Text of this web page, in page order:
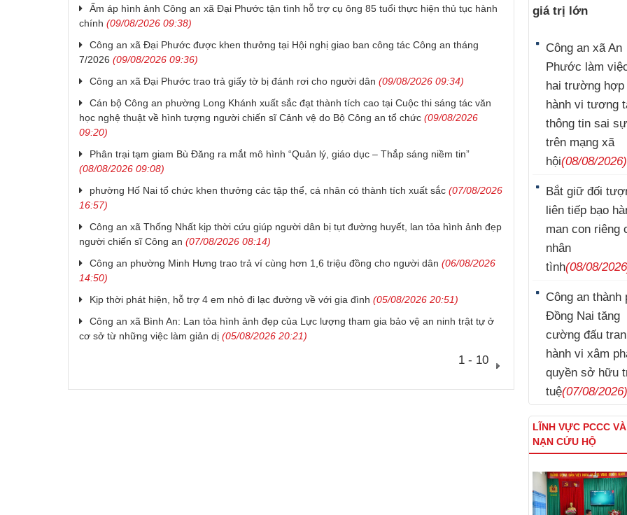
Ấm áp hình ảnh Công an xã Đại Phước tận tình hỗ trợ cụ ông 85 tuổi thực hiện thủ tục hành
chính (09/08/2026 09:38)
Công an xã Đại Phước được khen thưởng tại Hội nghị giao ban công tác Công an tháng
7/2026 (09/08/2026 09:36)
Công an xã Đại Phước trao trả giấy tờ bị đánh rơi cho người dân (09/08/2026 09:34)
Cán bộ Công an phường Long Khánh xuất sắc đạt thành tích cao tại Cuộc thi sáng tác văn
học nghệ thuật về hình tượng người chiến sĩ Cảnh vệ do Bộ Công an tổ chức (09/08/2026
09:20)
Phân trại tạm giam Bù Đăng ra mắt mô hình “Quản lý, giáo dục – Thắp sáng niềm tin”
(08/08/2026 09:08)
phường Hố Nai tổ chức khen thưởng các tập thể, cá nhân có thành tích xuất sắc (07/08/2026
16:57)
Công an xã Thống Nhất kịp thời cứu giúp người dân bị tụt đường huyết, lan tỏa hình ảnh đẹp
người chiến sĩ Công an (07/08/2026 08:14)
Công an phường Minh Hưng trao trả ví cùng hơn 1,6 triệu đồng cho người dân (06/08/2026
14:50)
Kịp thời phát hiện, hỗ trợ 4 em nhỏ đi lạc đường về với gia đình (05/08/2026 20:51)
Công an xã Bình An: Lan tỏa hình ảnh đẹp của Lực lượng tham gia bảo vệ an ninh trật tự ở
cơ sở từ những việc làm giản dị (05/08/2026 20:21)
1 - 10
giá trị lớn
Công an xã An
Phước làm
hai trường hợp
hành vi tương
thông tin sai
trên mạng xã
hội(08/08/2026)
Bắt giữ đối
liên tiếp bạo
man con riêng
nhân
tình(08/08/
Công an thành
Đồng Nai tăng
cường đấu
hành vi xâm
quyền sở hữu
tuệ(07/08/2026)
LĨNH VỰC PCCC
NẠN CỨU HỘ